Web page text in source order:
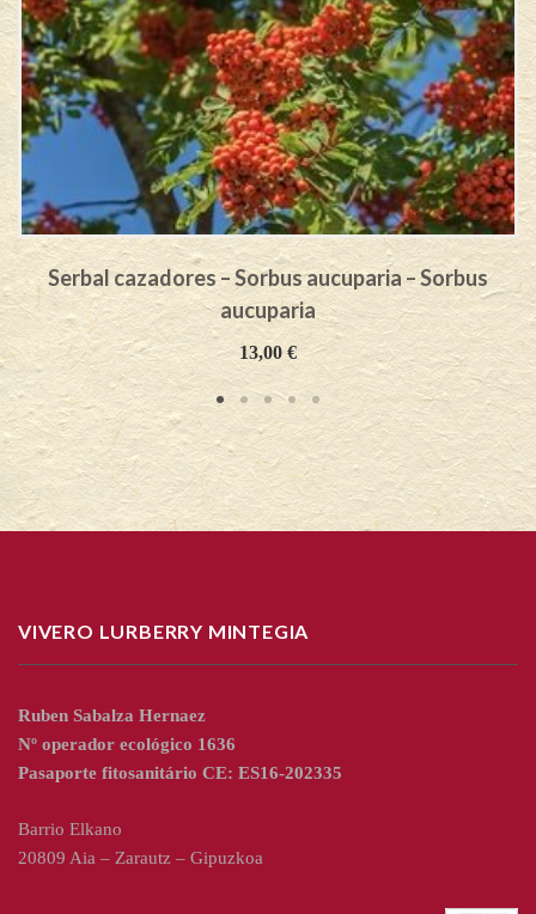
Serbal cazadores – Sorbus aucuparia – Sorbus
aucuparia
13,00€
VIVERO LURBERRY MINTEGIA
Ruben Sabalza Hernaez
Nº operador ecológico 1636
Pasaporte fitosanitário CE: ES16-202335
Barrio Elkano
20809 Aia – Zarautz – Gipuzkoa